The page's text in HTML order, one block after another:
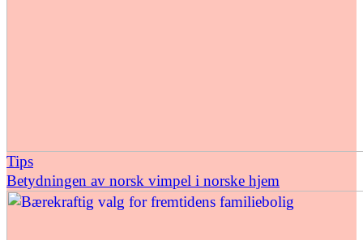
Tips
Betydningen av norsk vimpel i norske hjem